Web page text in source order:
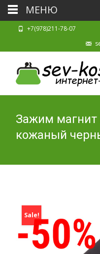
+7(978)211-78-07
Зажим магнит
кожаный
Sale!
МЕНЮ